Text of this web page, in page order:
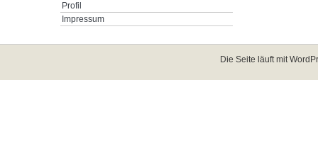
Profil
Impressum
Die Seite läuft mit